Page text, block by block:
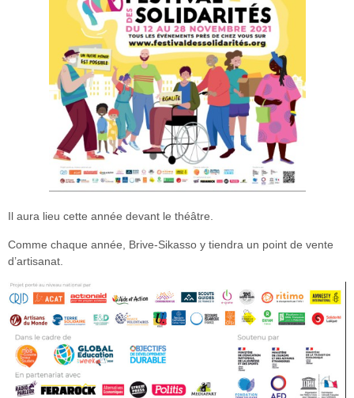
Il aura lieu cette année devant le théâtre.
Comme chaque année, Brive-Sikasso y tiendra un point de vente
d’artisanat.